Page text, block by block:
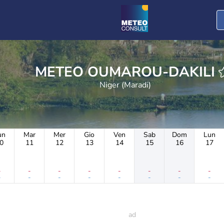
METEO OUMAROU-DAKILI
Niger (Maradi)
Mar
11
-
-
Mer
12
-
-
Gio
13
-
-
Ven
14
-
-
Sab
15
-
-
Dom
16
-
-
Lun
17
-
-